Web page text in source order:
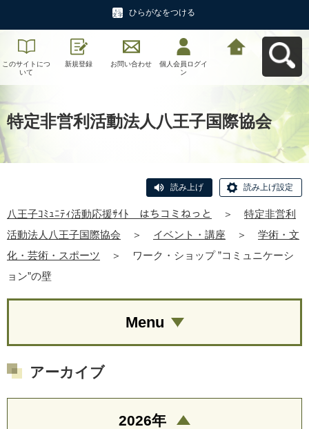
ひらがなをつける
このサイトにつ
いて
新規登録 お問い合わせ
個人会員ログイ
ン
特定非営利活動法人八王子国際協会
読み上げ 読み上げ設定
八王子ｺﾐｭﾆﾃｨ活動応援ｻｲﾄ はちコミねっと ＞
特定非営利
活動法人八王子国際協会
＞ イベント・講座 ＞
学術・文
化・芸術・スポーツ
＞
ワーク・ショップ ”コミュニケーシ
ョン”の壁
Menu
アーカイブ
2026年